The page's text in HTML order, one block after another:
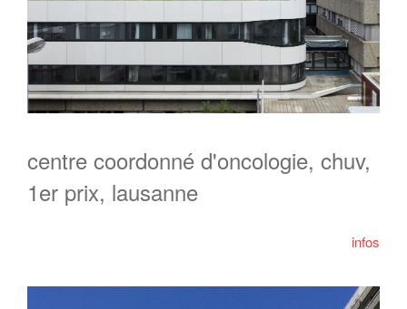
centre coordonné d'oncologie, chuv,
1er prix, lausanne
infos